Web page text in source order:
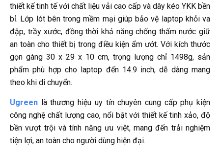
thiết kế tinh tế với chất liệu vải cao cấp và dây kéo YKK bền
bỉ. Lớp lót bên trong mềm mại giúp bảo vệ laptop khỏi va
đập, trầy xước, đồng thời khả năng chống thấm nước giữ
an toàn cho thiết bị trong điều kiện ẩm ướt. Với kích thước
gọn gàng 30 x 29 x 10 cm, trọng lượng chỉ 1498g, sản
phẩm phù hợp cho laptop đến 14.9 inch, dễ dàng mang
theo khi di chuyển.
Ugreen là thương hiệu uy tín chuyên cung cấp phụ kiện
công nghệ chất lượng cao, nổi bật với thiết kế tinh xảo, độ
bền vượt trội và tính năng ưu việt, mang đến trải nghiệm
tiện lợi, an toàn cho người dùng hiện đại.